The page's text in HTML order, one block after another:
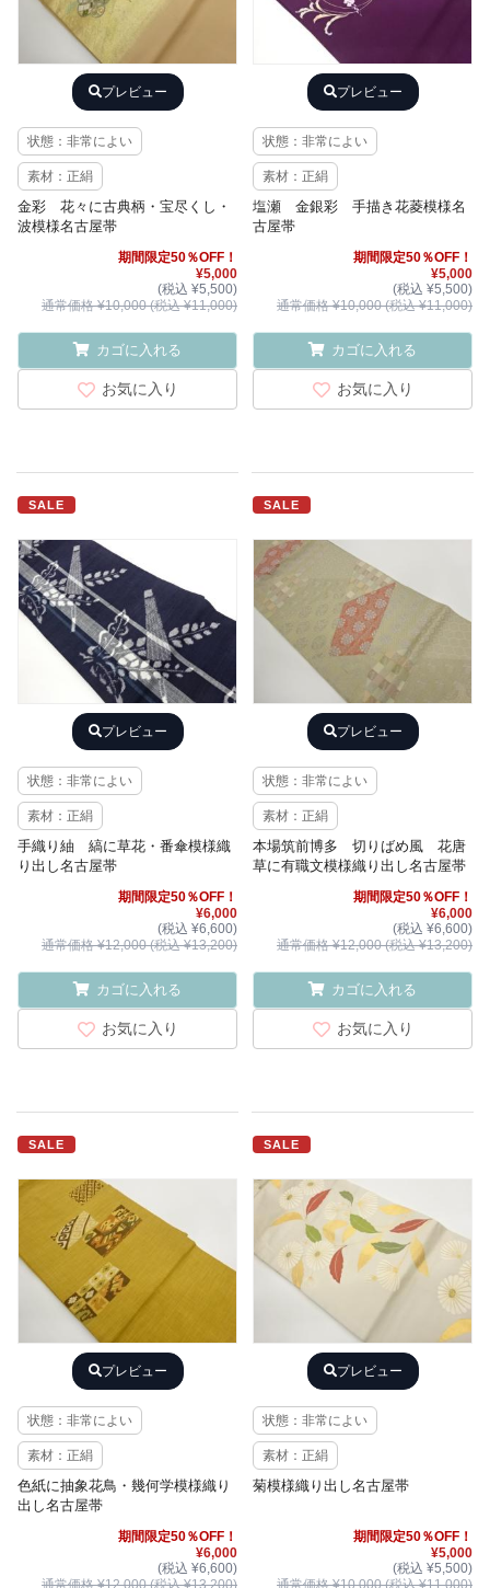
プレビュー
状態：非常によい
素材：正絹
金彩 花々に古典柄・宝尽くし・
波模様名古屋帯
期間限定50％OFF！
¥5,000
(税込 ¥5,500)
通常価格 ¥10,000 (税込 ¥11,000)
カゴに入れる
お気に入り
プレビュー
状態：非常によい
素材：正絹
塩瀬 金銀彩 手描き花菱模様名
古屋帯
期間限定50％OFF！
¥5,000
(税込 ¥5,500)
通常価格 ¥10,000 (税込 ¥11,000)
カゴに入れる
お気に入り
SALE
プレビュー
状態：非常によい
素材：正絹
手織り紬 縞に草花・番傘模様織
り出し名古屋帯
期間限定50％OFF！
¥6,000
(税込 ¥6,600)
通常価格 ¥12,000 (税込 ¥13,200)
カゴに入れる
お気に入り
SALE
プレビュー
状態：非常によい
素材：正絹
本場筑前博多 切りばめ風 花唐
草に有職文模様織り出し名古屋帯
期間限定50％OFF！
¥6,000
(税込 ¥6,600)
通常価格 ¥12,000 (税込 ¥13,200)
カゴに入れる
お気に入り
SALE
プレビュー
状態：非常によい
素材：正絹
色紙に抽象花鳥・幾何学模様織り
出し名古屋帯
期間限定50％OFF！
¥6,000
(税込 ¥6,600)
SALE
プレビュー
状態：非常によい
素材：正絹
菊模様織り出し名古屋帯
期間限定50％OFF！
¥5,000
(税込 ¥5,500)